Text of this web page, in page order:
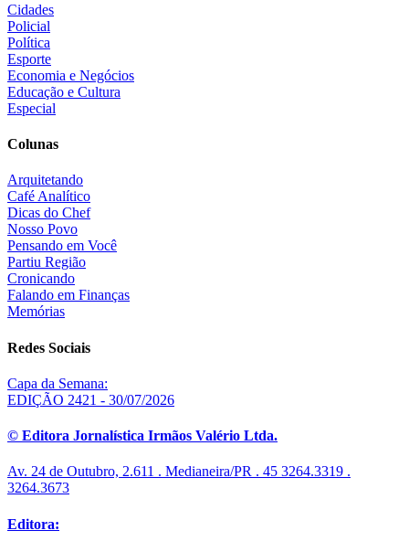
Cidades
Policial
Política
Esporte
Economia e Negócios
Educação e Cultura
Especial
Colunas
Arquitetando
Café Analítico
Dicas do Chef
Nosso Povo
Pensando em Você
Partiu Região
Cronicando
Falando em Finanças
Memórias
Redes Sociais
Capa da Semana:
EDIÇÃO 2421 - 30/07/2026
© Editora Jornalística Irmãos Valério Ltda.
Av. 24 de Outubro, 2.611 . Medianeira/PR . 45 3264.3319 .
3264.3673
Editora: